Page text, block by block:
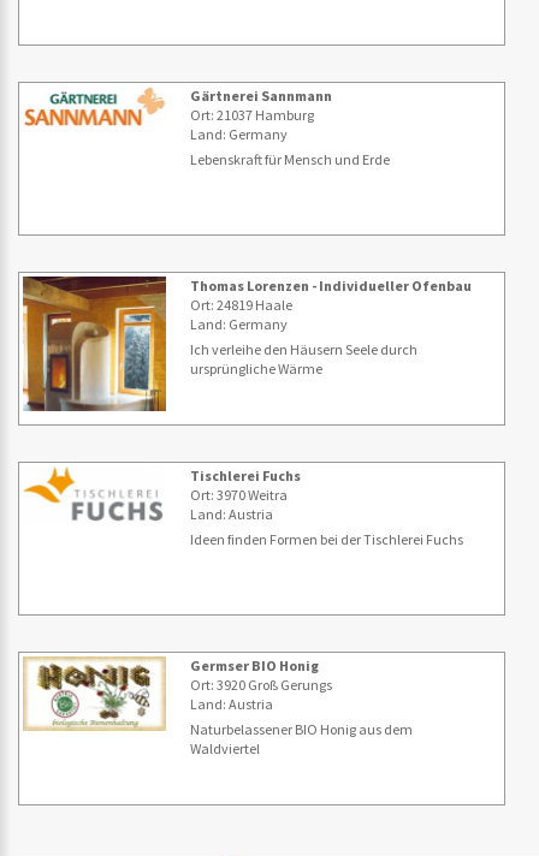
Gärtnerei Sannmann
Ort: 21037 Hamburg
Land: Germany
Lebenskraft für Mensch und Erde
Thomas Lorenzen - Individueller Ofenbau
Ort: 24819 Haale
Land: Germany
Ich verleihe den Häusern Seele durch
ursprüngliche Wärme
Tischlerei Fuchs
Ort: 3970 Weitra
Land: Austria
Ideen finden Formen bei der Tischlerei Fuchs
Germser BIO Honig
Ort: 3920 Groß Gerungs
Land: Austria
Naturbelassener BIO Honig aus dem
Waldviertel